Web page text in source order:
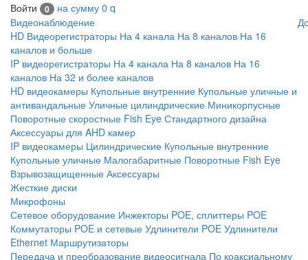
Войти 0 на сумму 0 q
Видеонаблюдение
HD Видеорегистраторы На 4 канала На 8 каналов На 16
каналов и больше
IP видеорегистраторы На 4 канала На 8 каналов На 16
каналов На 32 и более каналов
HD видеокамеры Купольные внутренние Купольные уличные и
антивандальные Уличные цилиндрические Миникорпусные
Поворотные скоростные Fish Eye Стандартного дизайна
Аксессуары для AHD камер
IP видеокамеры Цилиндрические Купольные внутренние
Купольные уличные Малогабаритные Поворотные Fish Eye
Взрывозащищенные Аксессуары
Жесткие диски
Микрофоны
Сетевое оборудование Инжекторы POE, сплиттеры POE
Коммутаторы POE и сетевые Удлинители POE Удлинители
Ethernet Маршрутизаторы
Передача и преобразование видеосигнала По коаксиальному